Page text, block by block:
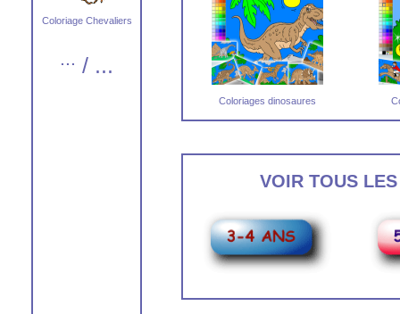
Coloriage Chevaliers
... / ...
Coloriages dinosaures
VOIR TOUS